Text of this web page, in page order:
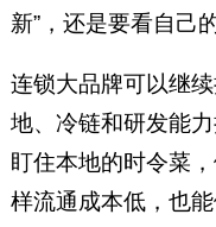
新”，还是要看自己
连锁大品牌可以继
地、冷链和研发能
盯住本地的时令菜
样流通成本低，也